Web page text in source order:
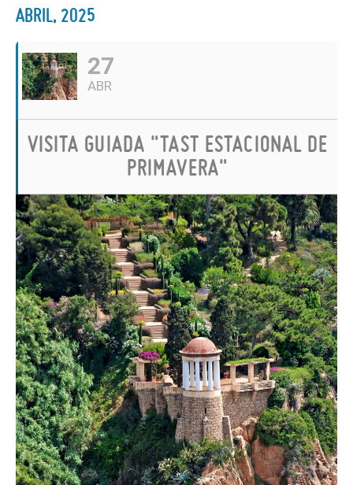
ABRIL, 2025
27
ABR
VISITA GUIADA "TAST ESTACIONAL DE
PRIMAVERA"